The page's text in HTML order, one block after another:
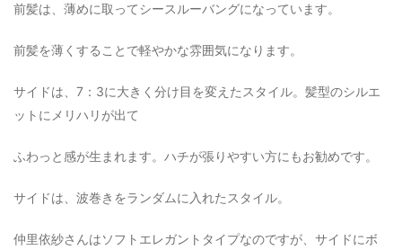
前髪は、薄めに取ってシースルーバングになっています。
前髪を薄くすることで軽やかな雰囲気になります。
サイドは、7：3に大きく分け目を変えたスタイル。髪型のシルエ
ットにメリハリが出て
ふわっと感が生まれます。ハチが張りやすい方にもお勧めです。
サイドは、波巻きをランダムに入れたスタイル。
仲里依紗さんはソフトエレガントタイプなのですが、サイドにボ